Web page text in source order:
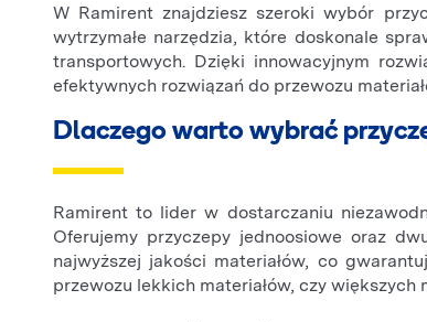
W Ramirent znajdziesz szeroki wybór
wytrzymałe narzędzia, które doskonale
transportowych. Dzięki innowacyjnym
efektywnych rozwiązań do przewozu
Dlaczego warto wybrać
Ramirent to lider w dostarczaniu
Oferujemy przyczepy jednoosiowe oraz
najwyższej jakości materiałów, co
przewozu lekkich materiałów, czy